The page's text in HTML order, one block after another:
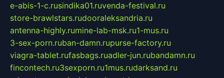
e-abis-1-c.rusindika01.ruvenda-festival.ru
store-brawlstars.rudooraleksandria.ru
antenna-highly.rumine-lab-msk.ru1-mus.ru
3-sex-porn.ruban-damn.rupurse-factory.ru
viagra-tablet.rufasbags.ruadler-jun.rubandamn.ru
fincontech.ru3sexporn.ru1mus.rudarksand.ru